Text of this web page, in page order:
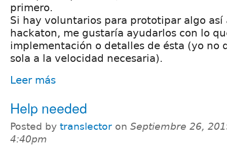
primero.
Si hay voluntarios para prototipar algo así
hackaton, me gustaría ayudarlos con lo
implementación o detalles de ésta (yo no
sola a la velocidad necesaria).
Leer más
Help needed
Posted by translector on Septiembre 26,
4:40pm